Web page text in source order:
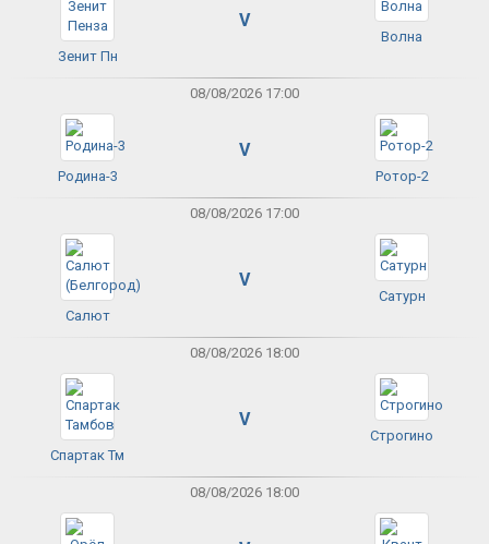
Зенит Пн
V
Волна
08/08/2026 17:00
Родина-3
V
Ротор-2
08/08/2026 17:00
Салют
V
Сатурн
08/08/2026 18:00
Спартак Тм
V
Строгино
08/08/2026 18:00